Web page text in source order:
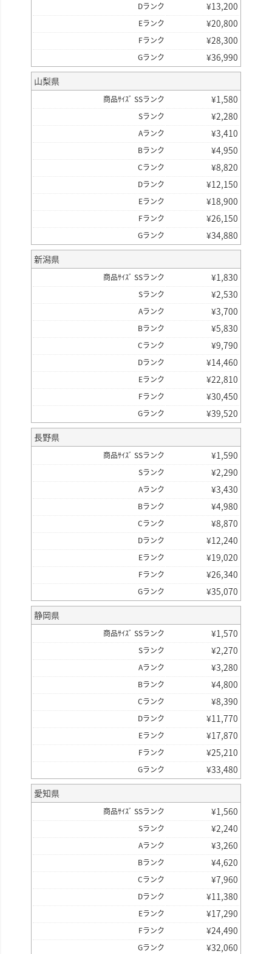
Dランク ¥13,200
Eランク ¥20,800
Fランク ¥28,300
Gランク ¥36,990
山梨県
商品ｻｲｽﾞ SSランク ¥1,580
Sランク ¥2,280
Aランク ¥3,410
Bランク ¥4,950
Cランク ¥8,820
Dランク ¥12,150
Eランク ¥18,900
Fランク ¥26,150
Gランク ¥34,880
新潟県
商品ｻｲｽﾞ SSランク ¥1,830
Sランク ¥2,530
Aランク ¥3,700
Bランク ¥5,830
Cランク ¥9,790
Dランク ¥14,460
Eランク ¥22,810
Fランク ¥30,450
Gランク ¥39,520
長野県
商品ｻｲｽﾞ SSランク ¥1,590
Sランク ¥2,290
Aランク ¥3,430
Bランク ¥4,980
Cランク ¥8,870
Dランク ¥12,240
Eランク ¥19,020
Fランク ¥26,340
Gランク ¥35,070
静岡県
商品ｻｲｽﾞ SSランク ¥1,570
Sランク ¥2,270
Aランク ¥3,280
Bランク ¥4,800
Cランク ¥8,390
Dランク ¥11,770
Eランク ¥17,870
Fランク ¥25,210
Gランク ¥33,480
愛知県
商品ｻｲｽﾞ SSランク ¥1,560
Sランク ¥2,240
Aランク ¥3,260
Bランク ¥4,620
Cランク ¥7,960
Dランク ¥11,380
Eランク ¥17,290
Fランク ¥24,490
Gランク ¥32,060